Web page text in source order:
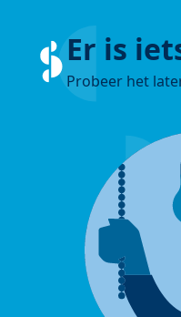
Er is
Probeer het